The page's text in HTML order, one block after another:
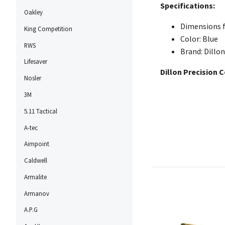
Oakley
King Competition
RWS
Lifesaver
Nosler
3M
5.11 Tactical
A-tec
Aimpoint
Caldwell
Armalite
Armanov
A.P.G
Specifications:
Dimensions
Color: Blue
Brand:
Dillon Precision